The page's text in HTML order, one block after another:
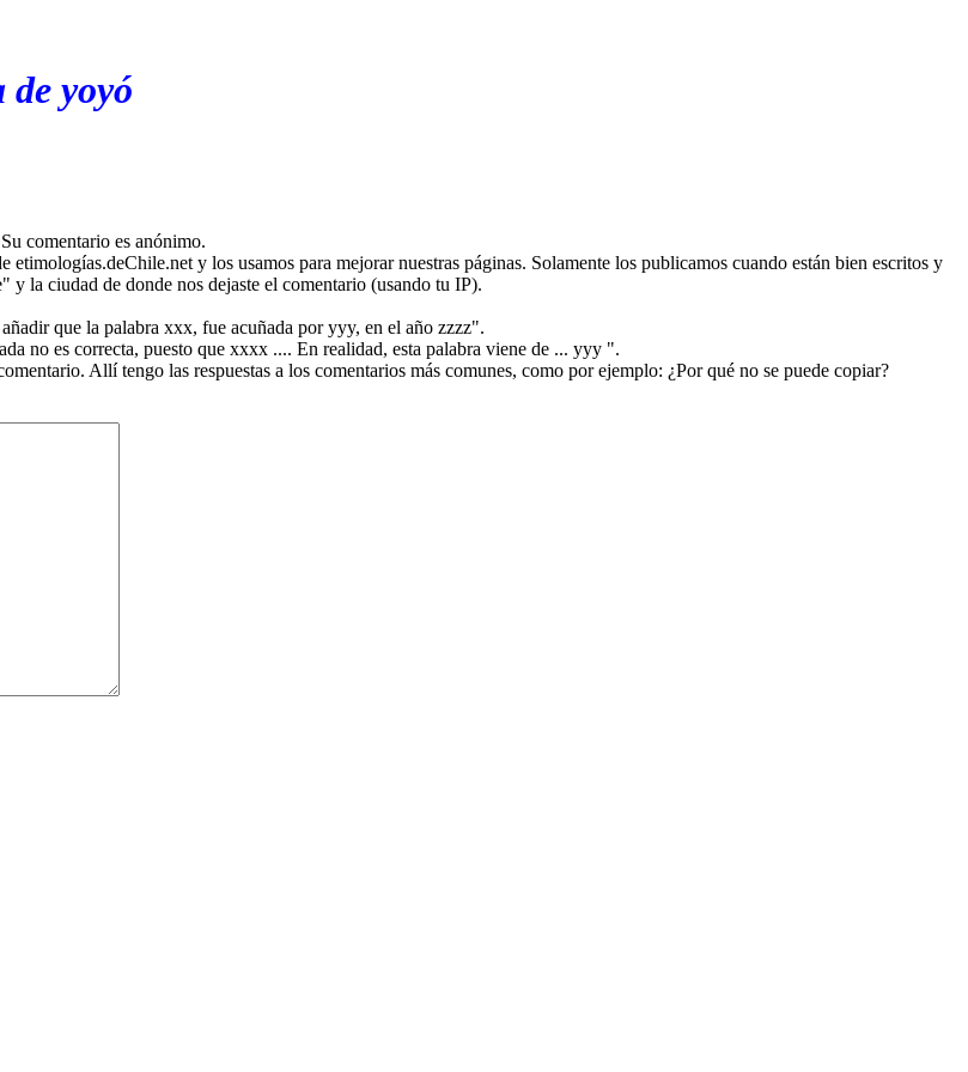
yoyó
comentario es anónimo.
y los usamos para mejorar nuestras páginas. Solamente los publicamos cuando están bien escritos y
la ciudad de donde nos dejaste el comentario (usando tu IP).
que la palabra xxx, fue acuñada por yyy, en el año zzzz".
no es correcta, puesto que xxxx .... En realidad, esta palabra viene de ... yyy ".
Allí tengo las respuestas a los comentarios más comunes, como por ejemplo: ¿Por qué no se puede copiar?